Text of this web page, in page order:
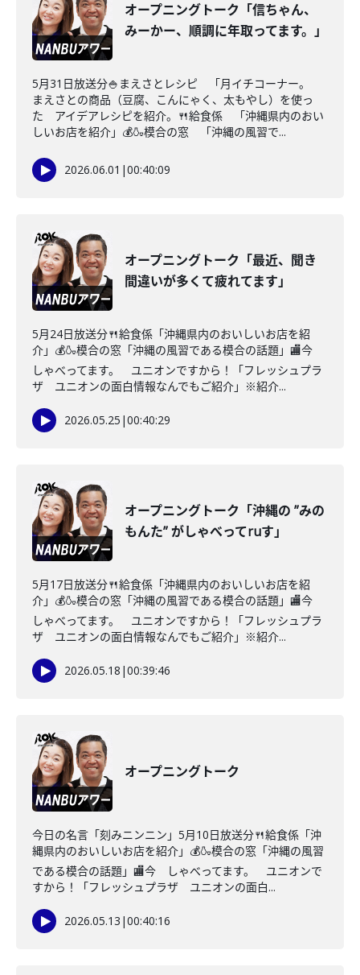
オープニングトーク「信ちゃん、
みーかー、順調に年取ってます。」
5月31日放送分🍚まえさとレシピ 「月イチコーナー。
まえさとの商品（豆腐、こんにゃく、太もやし）を使っ
た アイデアレシピを紹介。🍴給食係 「沖縄県内のおい
しいお店を紹介」💰🍶模合の窓 「沖縄の風習で...
2026.06.01 |00:40:09
オープニングトーク「最近、聞き
間違いが多くて疲れてます」
5月24日放送分🍴給食係「沖縄県内のおいしいお店を紹
介」💰🍶模合の窓「沖縄の風習である模合の話題」🏬今
しゃべってます。 ユニオンですから！「フレッシュプラ
ザ ユニオンの面白情報なんでもご紹介」※紹介...
2026.05.25 |00:40:29
オープニングトーク「沖縄の ”みの
もんた” がしゃべってruす」
5月17日放送分🍴給食係「沖縄県内のおいしいお店を紹
介」💰🍶模合の窓「沖縄の風習である模合の話題」🏬今
しゃべってます。 ユニオンですから！「フレッシュプラ
ザ ユニオンの面白情報なんでもご紹介」※紹介...
2026.05.18 |00:39:46
オープニングトーク
今日の名言「刻みニンニン」5月10日放送分🍴給食係「沖
縄県内のおいしいお店を紹介」💰🍶模合の窓「沖縄の風習
である模合の話題」🏬今 しゃべってます。 ユニオンで
すから！「フレッシュプラザ ユニオンの面白...
2026.05.13 |00:40:16